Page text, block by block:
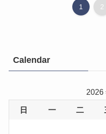
1 2
Calendar
2026
日 一 二